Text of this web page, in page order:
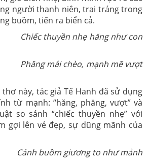
người thanh niên, trai tráng trong
buồm, tiến ra biển cả.
Chiếc thuyền nhẹ hăng như con
Phăng mái chèo, mạnh mẽ vượt
này, tác giả Tế Hanh đã sử dụng
từ mạnh: “hăng, phăng, vượt” và
so sánh “chiếc thuyền nhẹ” với
gợi lên vẻ đẹp, sự dũng mãnh của
Cánh buồm giương to như mảnh